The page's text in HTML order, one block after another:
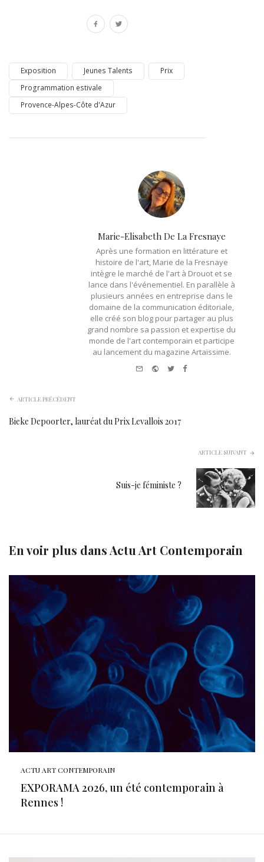
Exposition Jeunes Talents
Prix
Programmation estivale
Provence-Alpes-Côte d'Azur
Marie-Elisabeth De La Fresnaye
Après une formation en littérature et
histoire de l'art, Marie de la Fresnaye
intègre le marché de l'art à Drouot et se
lance dans l'événementiel. En parallèle à
plusieurs années en entreprise dans le
domaine de la communication éditoriale,
elle créé son blog pour partager au plus
grand nombre sa passion et expertise du
monde de l'art contemporain et participe
au lancement du magazine Artaïssime.
Website
TwitterFacebook
ARTICLE PRÉCÉDENT
Bieke Depoorter, lauréat du Prix Levallois 2017
ARTICLE SUIVANT
Suis-je féministe ?
En voir plus dansActu Art Contemporain
ACTU ART CONTEMPORAIN
EXPORAMA 2026, un été contemporain à
Rennes !